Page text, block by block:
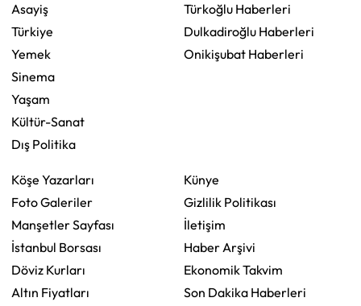
Asayiş
Türkiye
Yemek
Sinema
Yaşam
Kültür-Sanat
Dış Politika
Türkoğlu Haberleri
Dulkadiroğlu Haberleri
Onikişubat Haberleri
Köşe Yazarları
Foto Galeriler
Manşetler Sayfası
İstanbul Borsası
Döviz Kurları
Altın Fiyatları
Künye
Gizlilik Politikası
İletişim
Haber Arşivi
Ekonomik Takvim
Son Dakika Haberleri